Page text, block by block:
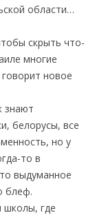
области…
скрыть что-
многие
новое
знают
белорусы, все
но у
то в
выдуманное
блеф.
школы, где